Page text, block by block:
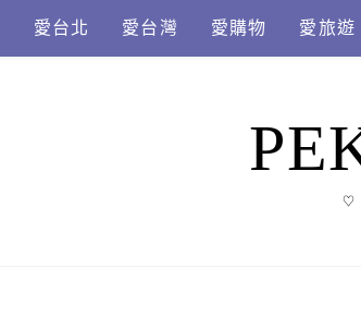
愛台北 愛台灣 愛購物 愛旅遊
♡